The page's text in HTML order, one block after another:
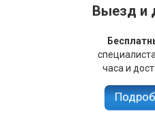
Выезд и
часа и